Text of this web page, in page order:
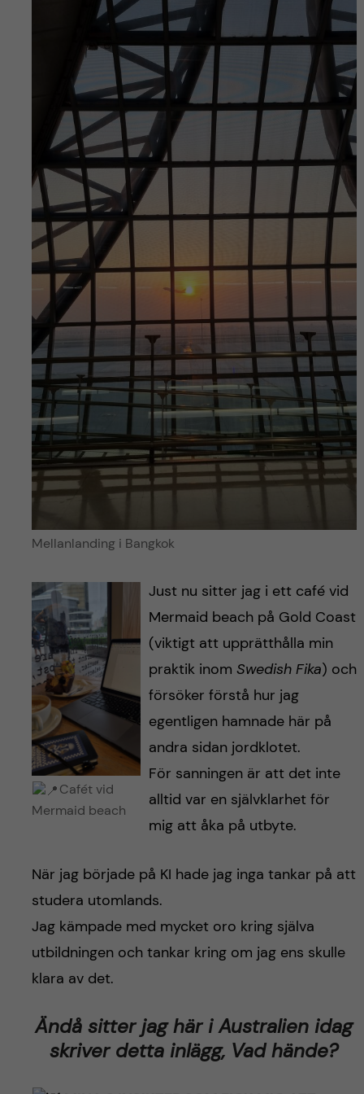
Mellanlanding i Bangkok
Cafét vid
Mermaid beach
Just nu sitter jag i ett café vid
Mermaid beach på Gold Coast
(viktigt att upprätthålla min
praktik inom Swedish Fika) och
försöker förstå hur jag
egentligen hamnade här på
andra sidan jordklotet.
För sanningen är att det inte
alltid var en självklarhet för
mig att åka på utbyte.
När jag började på KI hade jag inga tankar på att
studera utomlands.
Jag kämpade med mycket oro kring själva
utbildningen och tankar kring om jag ens skulle
klara av det.
Ändå sitter jag här i Australien idag
skriver detta inlägg, Vad hände?